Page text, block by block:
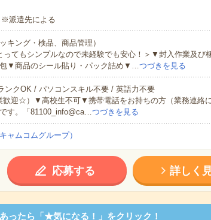
派遣先による
キング・検品、商品管理）
ってもシンプルなので未経験でも安心！＞▼封入作業及び
▼商品のシール貼り・パック詰め▼…つづきを見る
ンクOK / パソコンスキル不要 / 英語力不要
歓迎☆）▼高校生不可▼携帯電話をお持ちの方（業務連絡
す。「81100_info@ca…つづきを見る
ャムコムグループ）
応募する 詳しく
ったら「★気になる！」をクリック！